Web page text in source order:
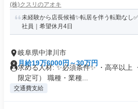
(株)クスリのアオキ
未経験から店長候補✨転居を伴う転勤なし
社員｜希望休月4日
岐阜県中津川市
月給19万6000円～30万円
求める人材: ✨必須条件✨ ・高卒以上
限定可） 職種・業種...
交通費支給